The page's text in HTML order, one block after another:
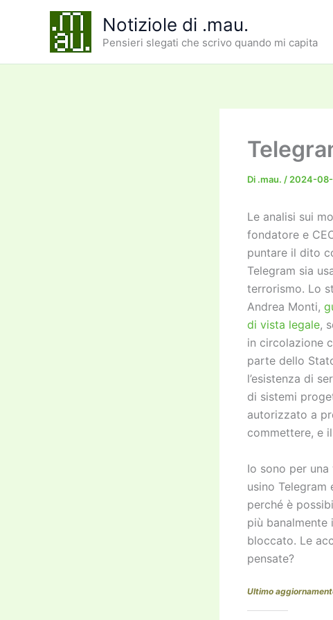
Notiziole di .mau.
Pensieri slegati che scrivo quando mi capita
Di .mau. / 2024-
Le analisi sui
fondatore e
puntare il dito
Telegram sia
terrorismo. Lo
Andrea Monti,
di vista legale,
in circolazione
parte dello
l’esistenza di
di sistemi
autorizzato a
commettere, e
Io sono per
usino
perché è
più
bloccato. Le
pensate?
Ultimo